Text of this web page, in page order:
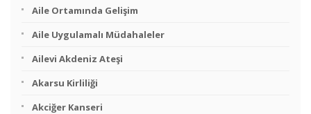
Aile Ortamında Gelişim
Aile Uygulamalı Müdahaleler
Ailevi Akdeniz Ateşi
Akarsu Kirliliği
Akciğer Kanseri